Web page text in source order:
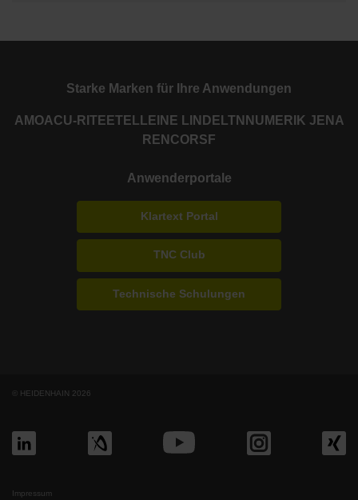
Starke Marken für Ihre Anwendungen
AMOACU-RITE ETEL LEINE LINDE LTN NUMERIK JENA
RENCORSF
Anwenderportale
Klartext Portal
TNC Club
Technische Schulungen
© HEIDENHAIN 2026
Impressum